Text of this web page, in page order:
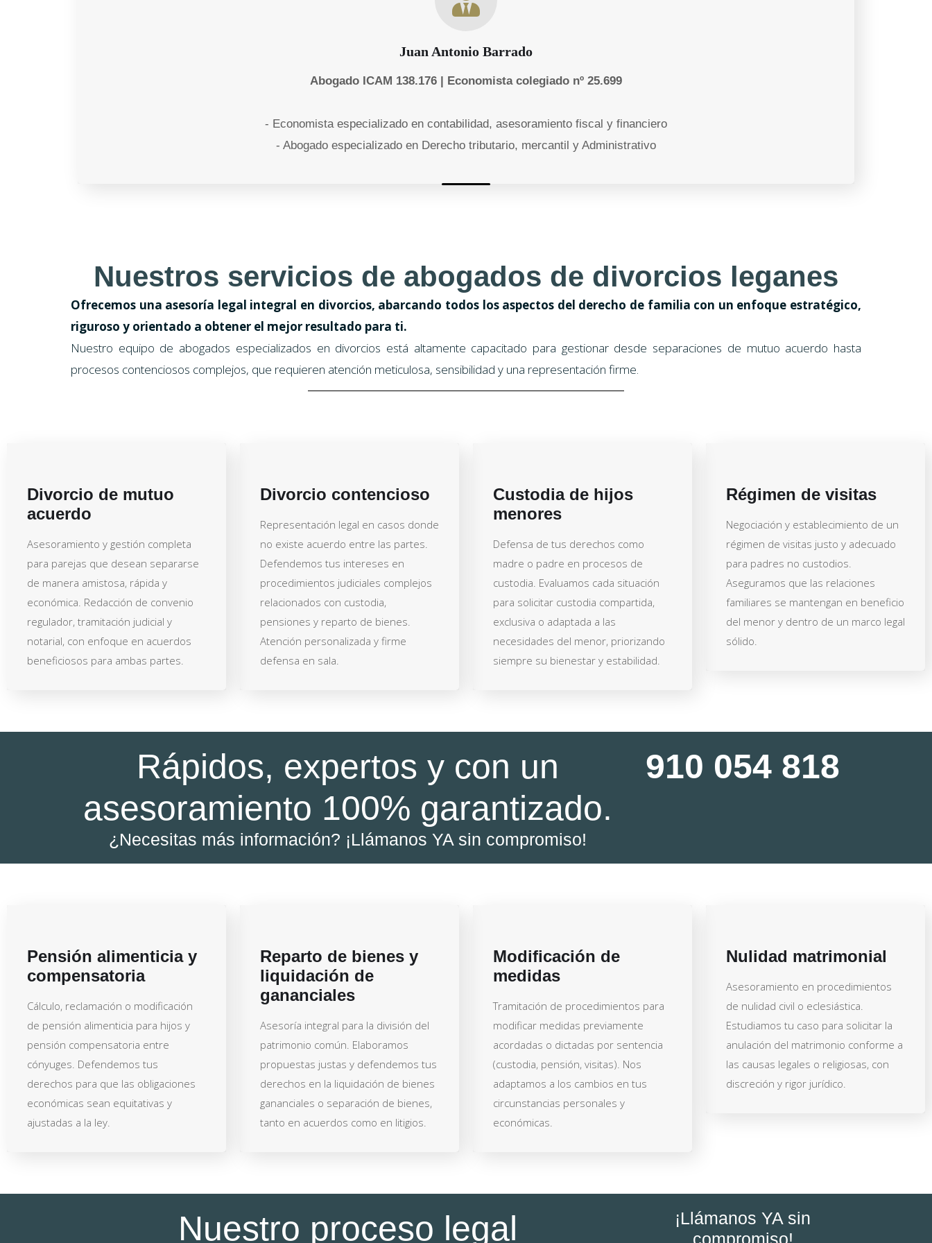
Juan Antonio Barrado
Abogado ICAM 138.176 | Economista colegiado nº 25.699
- Economista especializado en contabilidad, asesoramiento fiscal y financiero
- Abogado especializado en Derecho tributario, mercantil y Administrativo
Nuestros servicios de abogados de divorcios leganes
Ofrecemos una asesoría legal integral en divorcios, abarcando todos los aspectos del derecho de familia con un enfoque estratégico,
riguroso y orientado a obtener el mejor resultado para ti.
Nuestro equipo de abogados especializados en divorcios está altamente capacitado para gestionar desde separaciones de mutuo acuerdo hasta
procesos contenciosos complejos, que requieren atención meticulosa, sensibilidad y una representación firme.
Divorcio de mutuo
acuerdo
Asesoramiento y gestión completa
para parejas que desean separarse
de manera amistosa, rápida y
económica. Redacción de convenio
regulador, tramitación judicial y
notarial, con enfoque en acuerdos
beneficiosos para ambas partes.
Divorcio contencioso
Representación legal en casos donde
no existe acuerdo entre las partes.
Defendemos tus intereses en
procedimientos judiciales complejos
relacionados con custodia,
pensiones y reparto de bienes.
Atención personalizada y firme
defensa en sala.
Custodia de hijos
menores
Defensa de tus derechos como
madre o padre en procesos de
custodia. Evaluamos cada situación
para solicitar custodia compartida,
exclusiva o adaptada a las
necesidades del menor, priorizando
siempre su bienestar y estabilidad.
Régimen de visitas
Negociación y establecimiento de un
régimen de visitas justo y adecuado
para padres no custodios.
Aseguramos que las relaciones
familiares se mantengan en beneficio
del menor y dentro de un marco legal
sólido.
Rápidos, expertos y con un
asesoramiento 100% garantizado.
¿Necesitas más información? ¡Llámanos YA sin compromiso!
910 054 818
Pensión alimenticia y
compensatoria
Cálculo, reclamación o modificación
de pensión alimenticia para hijos y
pensión compensatoria entre
cónyuges. Defendemos tus
derechos para que las obligaciones
económicas sean equitativas y
ajustadas a la ley.
Reparto de bienes y
liquidación de
gananciales
Asesoría integral para la división del
patrimonio común. Elaboramos
propuestas justas y defendemos tus
derechos en la liquidación de bienes
gananciales o separación de bienes,
tanto en acuerdos como en litigios.
Modificación de
medidas
Tramitación de procedimientos para
modificar medidas previamente
acordadas o dictadas por sentencia
(custodia, pensión, visitas). Nos
adaptamos a los cambios en tus
circunstancias personales y
económicas.
Nulidad matrimonial
Asesoramiento en procedimientos
de nulidad civil o eclesiástica.
Estudiamos tu caso para solicitar la
anulación del matrimonio conforme a
las causas legales o religiosas, con
discreción y rigor jurídico.
Nuestro proceso legal
¡Llámanos YA sin
compromiso!